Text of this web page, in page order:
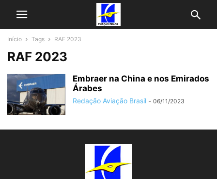
Início Tags RAF 2023
RAF 2023
Embraer na China e nos Emirados
Árabes
Redação Aviação Brasil - 06/11/2023